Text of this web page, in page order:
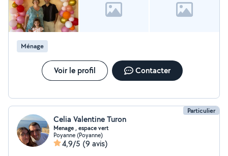
Ménage
Voir le profil Contacter
Particulier
Celia Valentine Turon
Menage , espace vert
Poyanne (Poyanne)
4,9/5 (9 avis)